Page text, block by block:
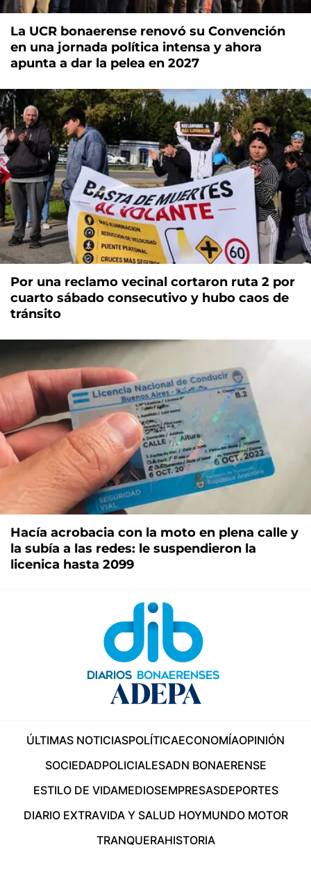
La UCR bonaerense renovó su Convención
en una jornada política intensa y ahora
apunta a dar la pelea en 2027
Por una reclamo vecinal cortaron ruta 2 por
cuarto sábado consecutivo y hubo caos de
tránsito
Hacía acrobacia con la moto en plena calle y
la subía a las redes: le suspendieron la
licenica hasta 2099
ÚLTIMAS NOTICIASPOLÍTICAECONOMÍAOPINIÓN
SOCIEDADPOLICIALESADN BONAERENSE
ESTILO DE VIDAMEDIOSEMPRESASDEPORTES
DIARIO EXTRAVIDA Y SALUD HOYMUNDO MOTOR
TRANQUERAHISTORIA